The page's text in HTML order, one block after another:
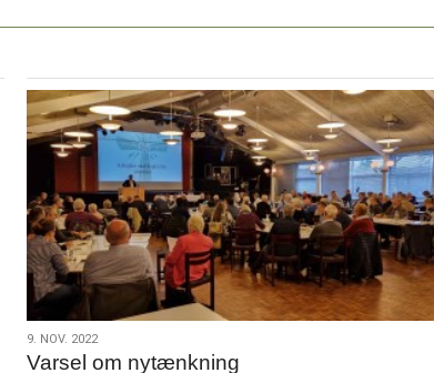
9.
nov.
9. NOV. 2022
Varsel om nytænkning